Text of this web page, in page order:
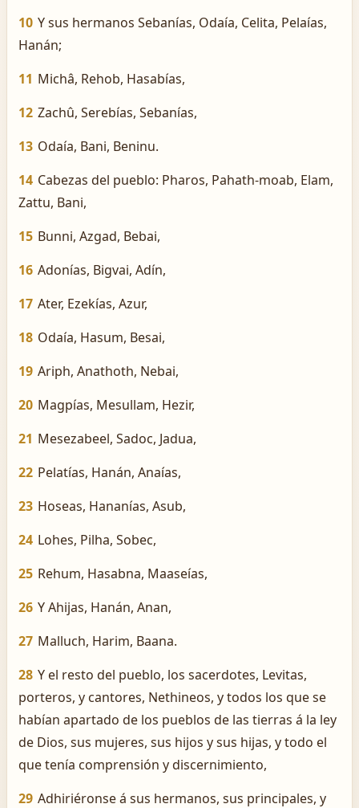
10 Y sus hermanos Sebanías, Odaía, Celita, Pelaías,
Hanán;
11 Michâ, Rehob, Hasabías,
12 Zachû, Serebías, Sebanías,
13 Odaía, Bani, Beninu.
14 Cabezas del pueblo: Pharos, Pahath-moab, Elam,
Zattu, Bani,
15 Bunni, Azgad, Bebai,
16 Adonías, Bigvai, Adín,
17 Ater, Ezekías, Azur,
18 Odaía, Hasum, Besai,
19 Ariph, Anathoth, Nebai,
20 Magpías, Mesullam, Hezir,
21 Mesezabeel, Sadoc, Jadua,
22 Pelatías, Hanán, Anaías,
23 Hoseas, Hananías, Asub,
24 Lohes, Pilha, Sobec,
25 Rehum, Hasabna, Maaseías,
26 Y Ahijas, Hanán, Anan,
27 Malluch, Harim, Baana.
28 Y el resto del pueblo, los sacerdotes, Levitas,
porteros, y cantores, Nethineos, y todos los que se
habían apartado de los pueblos de las tierras á la ley
de Dios, sus mujeres, sus hijos y sus hijas, y todo el
que tenía comprensión y discernimiento,
29 Adhiriéronse á sus hermanos, sus principales, y